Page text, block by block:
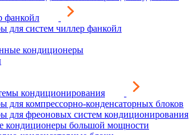
фанкойл
для систем чиллер фанкойл
кондиционеры
кондиционирования
для компрессорно-конденсаторных блоков
для фреоновых систем кондиционирования
кондиционеры большой мощности